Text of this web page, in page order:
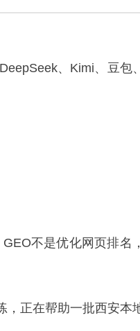
、Kimi、豆包
不是优化网页排名
正在帮助一批西安本